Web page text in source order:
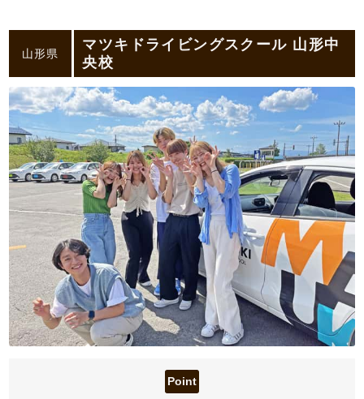
山形県
マツキドライビングスクール 山形中
央校